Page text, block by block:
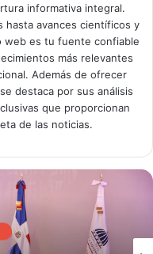
informativa integral.
hasta avances científicos y
web es tu fuente confiable
más relevantes
Además de ofrecer
destaca por sus análisis
que proporcionan
de las noticias.